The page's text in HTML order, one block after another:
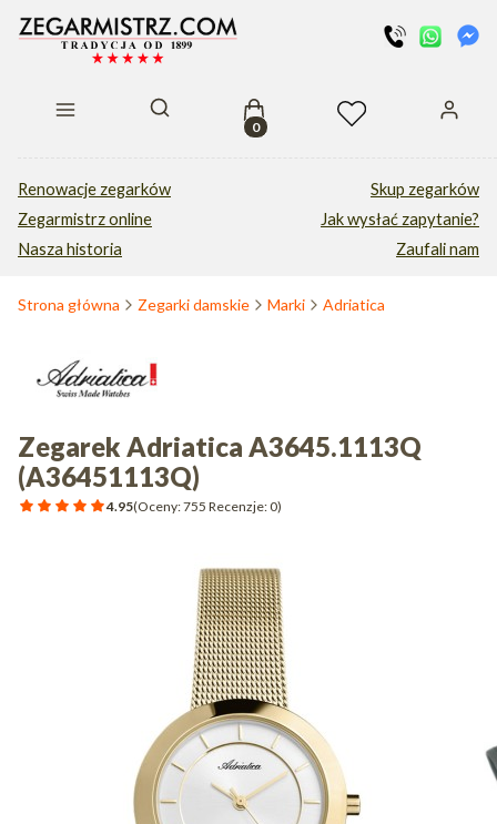
Otwórz wyszukiwarkęProdukty w koszyku: 0. Zobacz
Renowacje zegarków
Zegarmistrz online
Nasza historia
Skup zegarków
Jak wysłać zapytanie?
Zaufali nam
Strona główna Zegarki damskie Marki Adriatica
Zegarek Adriatica A3645.1113Q
(A36451113Q)
4.95(Oceny: 755 Recenzje: 0)